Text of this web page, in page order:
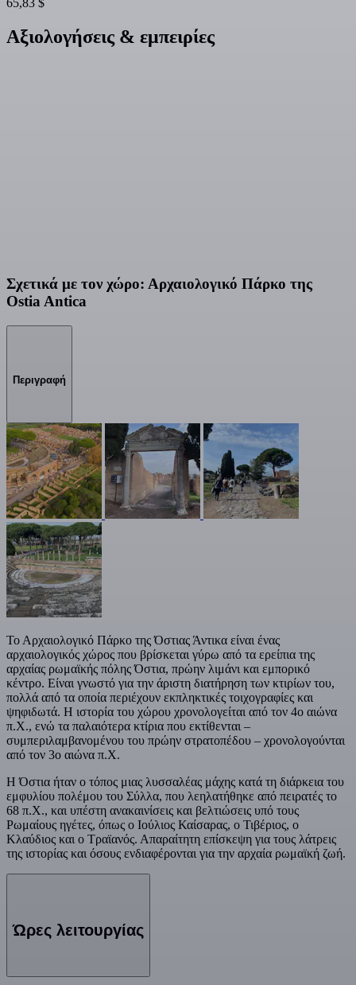
Αξιολογήσεις & εμπειρίες
Σχετικά με τον χώρο: Αρχαιολογικό Πάρκο της
Ostia Antica
Περιγραφή
Το Αρχαιολογικό Πάρκο της Όστιας Άντικα είναι ένας
αρχαιολογικός χώρος που βρίσκεται γύρω από τα ερείπια της
αρχαίας ρωμαϊκής πόλης Όστια, πρώην λιμάνι και εμπορικό
κέντρο. Είναι γνωστό για την άριστη διατήρηση των κτιρίων του,
πολλά από τα οποία περιέχουν εκπληκτικές τοιχογραφίες και
ψηφιδωτά. Η ιστορία του χώρου χρονολογείται από τον 4ο αιώνα
π.Χ., ενώ τα παλαιότερα κτίρια που εκτίθενται –
συμπεριλαμβανομένου του πρώην στρατοπέδου – χρονολογούνται
από τον 3ο αιώνα π.Χ.
Η Όστια ήταν ο τόπος μιας λυσσαλέας μάχης κατά τη διάρκεια του
εμφυλίου πολέμου του Σύλλα, που λεηλατήθηκε από πειρατές το
68 π.Χ., και υπέστη ανακαινίσεις και βελτιώσεις υπό τους
Ρωμαίους ηγέτες, όπως ο Ιούλιος Καίσαρας, ο Τιβέριος, ο
Κλαύδιος και ο Τραϊανός. Απαραίτητη επίσκεψη για τους λάτρεις
της ιστορίας και όσους ενδιαφέρονται για την αρχαία ρωμαϊκή ζωή.
Ώρες λειτουργίας